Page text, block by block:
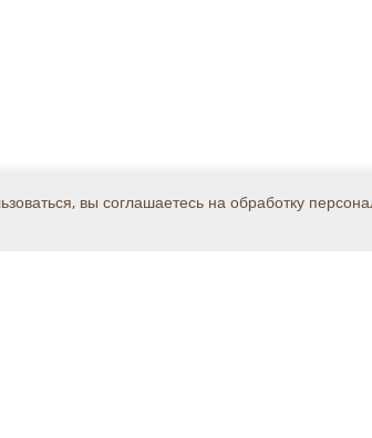
вы соглашаетесь на обработку